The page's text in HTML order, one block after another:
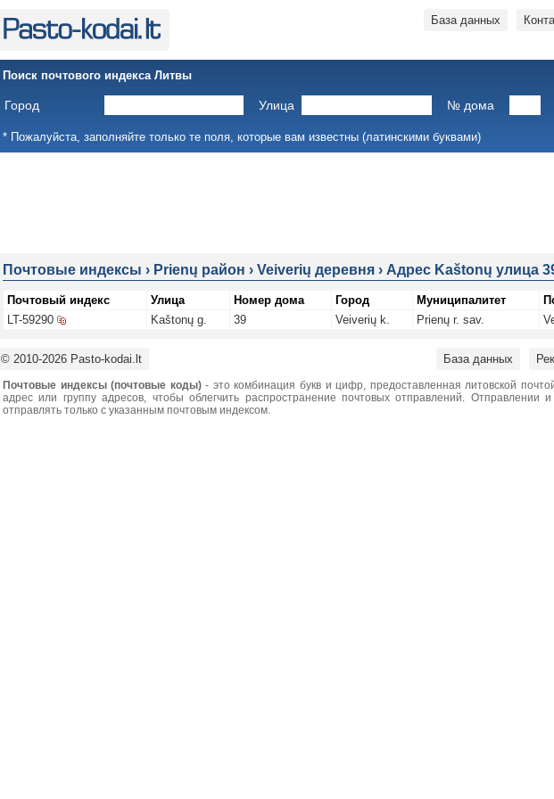
База данных
Поиск почтового индекса Литвы
Город Улица № дома
* Пожалуйста, заполняйте только те поля, которые вам известны (латинскими буквами)
Почтовые индексы › Prienų район › Veiverių деревня › Адрес Kaštonų улица
Почтовый индекс Улица Номер дома Город Муниципалитет
LT-59290
Kaštonų g. 39 Veiverių k. Prienų r. sav.
© 2010-2026 Pasto-kodai.lt База данных
Почтовые индексы (почтовые коды)- это комбинация букв и цифр, предоставленная литовской
адрес или группу адресов, чтобы облегчить распространение почтовых отправлений. Отправлении
отправлять только с указанным почтовым индексом.